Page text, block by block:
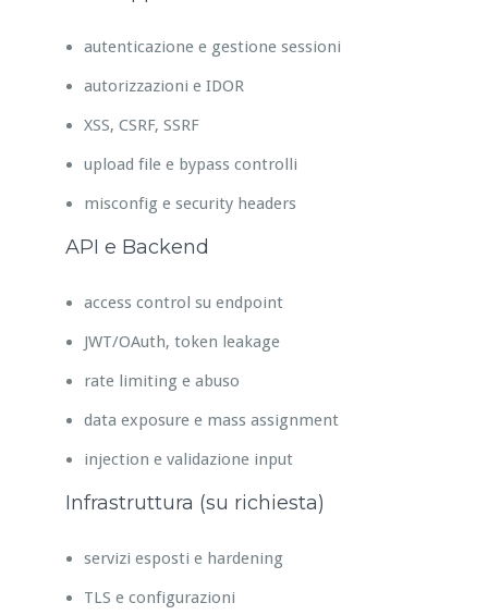
autenticazione e gestione sessioni
autorizzazioni e IDOR
XSS, CSRF, SSRF
upload file e bypass controlli
misconfig e security headers
API e Backend
access control su endpoint
JWT/OAuth, token leakage
rate limiting e abuso
data exposure e mass assignment
injection e validazione input
Infrastruttura (su richiesta)
servizi esposti e hardening
TLS e configurazioni